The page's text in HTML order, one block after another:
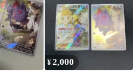
¥2,000